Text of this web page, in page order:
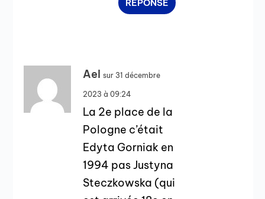
RÉPONSE
Ael sur 31 décembre
2023 à 09:24
La 2e place de la
Pologne c’était
Edyta Gorniak en
1994 pas Justyna
Steczkowska (qui